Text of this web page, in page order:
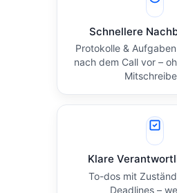
Schnellere
Protokolle &
nach dem Call vor –
Klare
To-dos mit
Deadlines –